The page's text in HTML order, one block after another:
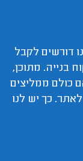
דורשים לקבל
בנייה. מתוכן,
אם כולם ממליצים
כך יש לנו